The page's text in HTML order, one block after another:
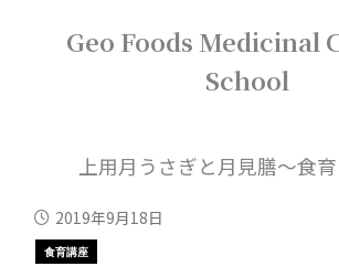
Geo Foods Medicinal
School
上用月うさぎと月見膳～食
2019年9月18日
食育講座